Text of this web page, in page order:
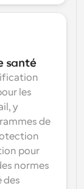
santé
les
y
de
pour
normes
des